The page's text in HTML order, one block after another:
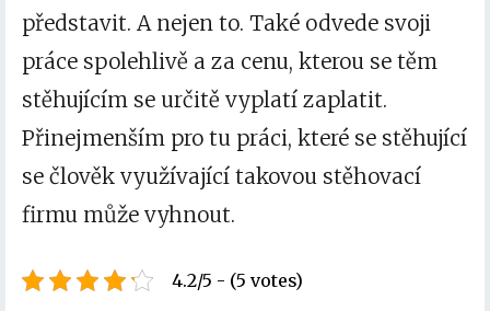
představit. A nejen to. Také odvede svoji
práce spolehlivě a za cenu, kterou se těm
stěhujícím se určitě vyplatí zaplatit.
Přinejmenším pro tu práci, které se stěhující
se člověk využívající takovou stěhovací
firmu může vyhnout.
4.2/5 - (5 votes)